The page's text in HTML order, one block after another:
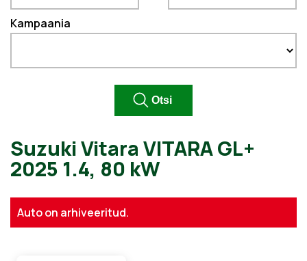
Kampaania
Suzuki Vitara VITARA GL+
Auto on arhiveeritud.